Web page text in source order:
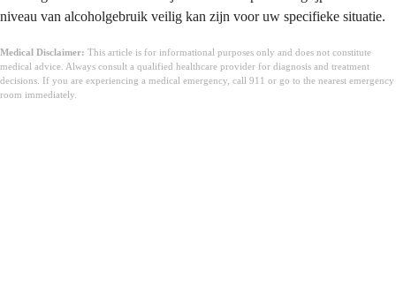
niveau van alcoholgebruik veilig kan zijn voor uw specifieke situatie.
Medical Disclaimer: This article is for informational purposes only and does not constitute
medical advice. Always consult a qualified healthcare provider for diagnosis and treatment
decisions. If you are experiencing a medical emergency, call 911 or go to the nearest emergency
room immediately.